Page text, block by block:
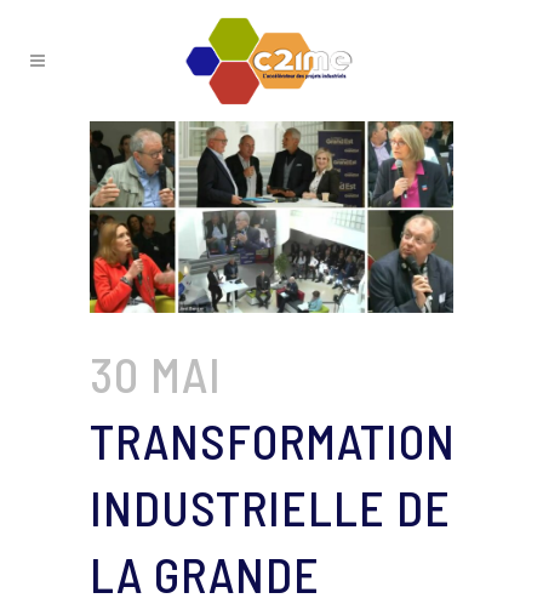
30 MAI
TRANSFORMATION
INDUSTRIELLE DE
LA GRANDE